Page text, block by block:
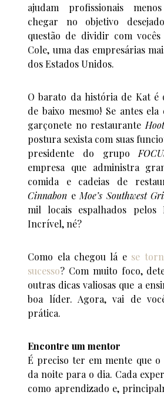
ajudam profissionais
chegar no objetivo
questão de dividir com
Cole, uma das empresárias
dos Estados Unidos.
O barato da história de Kat é
de baixo mesmo! Se antes
garçonete no restaurante
postura sexista com suas
presidente do grupo
empresa que administra
comida e cadeias de
Cinnabon e Moe’s Southwest
mil locais espalhados pelos
Incrível, né?
Como ela chegou lá e se
sucesso? Com muito foco,
outras dicas valiosas que a
boa líder. Agora, vai de
prática.
Encontre um mentor
É preciso ter em mente que o
da noite para o dia. Cada
como aprendizado e,